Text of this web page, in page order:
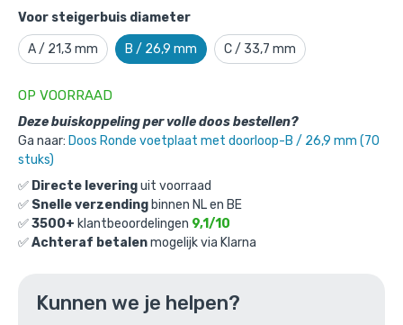
Voor steigerbuis diameter
A / 21,3 mm B / 26,9 mm C / 33,7 mm
OP VOORRAAD
Deze buiskoppeling per volle doos bestellen?
Ga naar: Doos Ronde voetplaat met doorloop-B / 26,9 mm (70
stuks)
✅ Directe leveringuit voorraad
✅ Snelle verzending binnen NL en BE
✅3500+ klantbeoordelingen 9,1/10
✅Achteraf betalenmogelijk via Klarna
Kunnen we je helpen?
Buiskoppeling Ronde voetplaat met
Productnummer: 101010DLB
€4,78
€3,95 excl. BTW
Ga naar winkelmandje